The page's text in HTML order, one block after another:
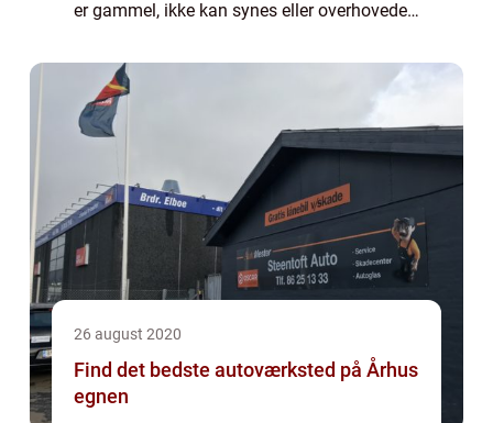
er gammel, ikke kan synes eller overhovedet
Det er nemlig sådan at...
26 august 2020
Find det bedste autoværksted på Århus
egnen